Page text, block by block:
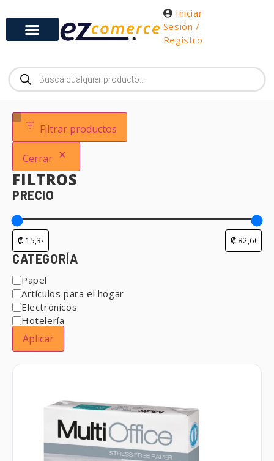
Iniciar
Sesión /
Registro
Filtrar productos
Cerrar
FILTROS
PRECIO
CATEGORÍA
Papel
Artículos para el hogar
Electrónicos
Hotelería
Aplicar